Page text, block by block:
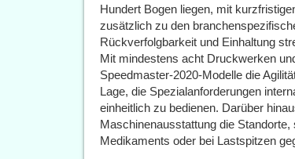
Hundert Bogen liegen, mit
zusätzlich zu den
Rückverfolgbarkeit und Einhaltung
Mit mindestens acht Druckwerken
Speedmaster-2020-Modelle die
Lage, die Spezialanforderungen
einheitlich zu bedienen. Darüber
Maschinenausstattung die
Medikaments oder bei Lastspitzen